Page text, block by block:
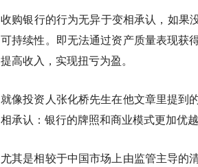
收购银行的行为无异于变相承认，如果
可持续性。即无法通过资产质量表现获
提高收入，实现扭亏为盈。
就像投资人张化桥先生在他文章里提到
相承认：银行的牌照和商业模式更加优越
尤其是相较于中国市场上由监管主导的